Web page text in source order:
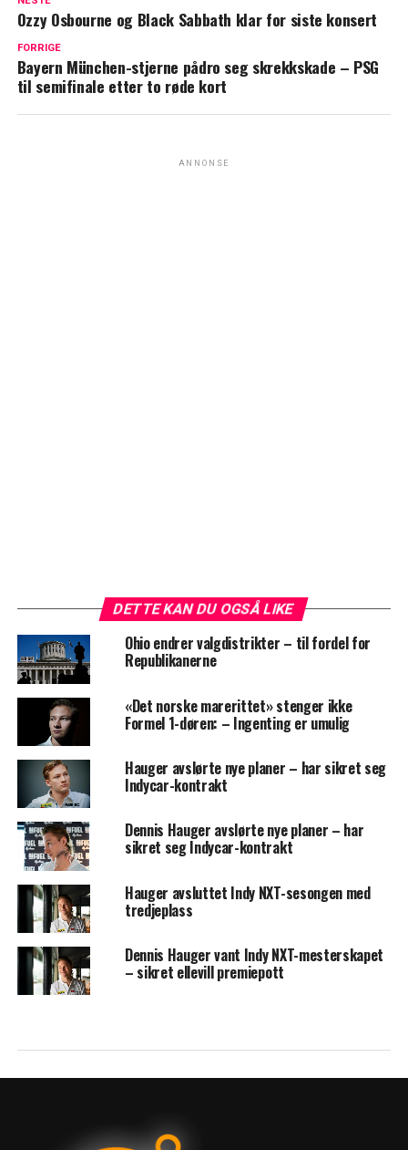
Ozzy Osbourne og Black Sabbath klar for siste konsert
FORRIGE
Bayern München-stjerne pådro seg skrekkskade – PSG
til semifinale etter to røde kort
ANNONSE
DETTE KAN DU OGSÅ LIKE
Ohio endrer valgdistrikter – til fordel for
Republikanerne
«Det norske marerittet» stenger ikke
Formel 1-døren: – Ingenting er umulig
Hauger avslørte nye planer – har sikret seg
Indycar-kontrakt
Dennis Hauger avslørte nye planer – har
sikret seg Indycar-kontrakt
Hauger avsluttet Indy NXT-sesongen med
tredjeplass
Dennis Hauger vant Indy NXT-mesterskapet
– sikret ellevill premiepott